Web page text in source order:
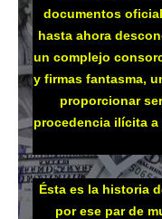
documentos
hasta ahora
un complejo
y firmas fantasma,
proporcionar
procedencia ilícita
Ésta es la historia
por ese par de